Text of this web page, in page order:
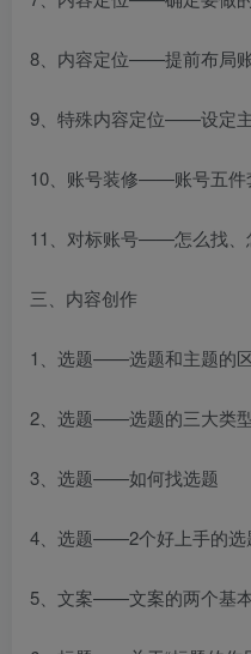
8、内容定位——提前布局
9、特殊内容定位——设定
10、账号装修——账号五件
11、对标账号——怎么找、
三、内容创作
1、选题——选题和主题的
2、选题——选题的三大类
3、选题——如何找选题
4、选题——2个好上手的选
5、文案——文案的两个基